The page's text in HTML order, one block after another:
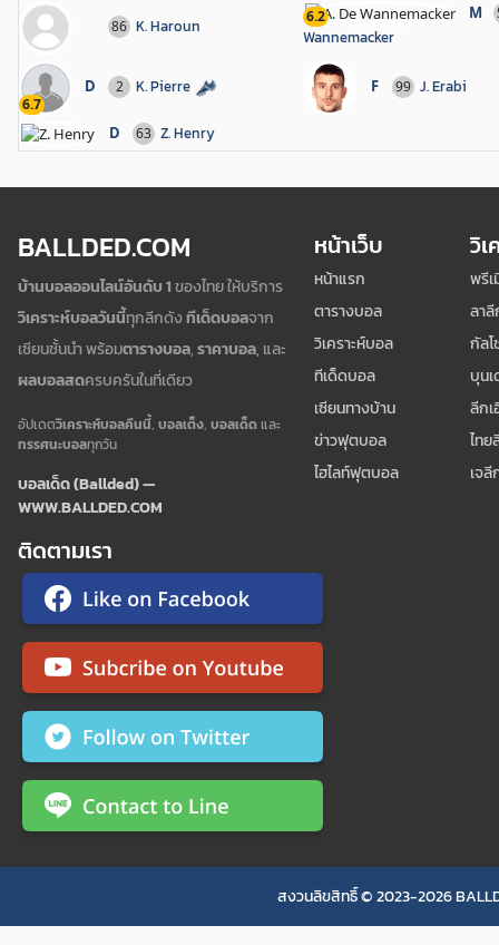
86 K. Haroun 6.2 M
Wannemacker
6.7
D 2 K. Pierre F 99 J. Erabi
D 63 Z. Henry
BALLDED.COM
บ้านบอลออนไลน์อันดับ 1ของไทย ให้บริการ
วิเคราะห์บอลวันนี้ทุกลีกดังทีเด็ดบอลจาก
เซียนชั้นนำ พร้อมตารางบอล,ราคาบอล, และ
ผลบอลสดครบครันในที่เดียว
อัปเดตวิเคราะห์บอลคืนนี้, บอลเต็ง, บอลเด็ดและ
ทรรศนะบอลทุกวัน
บอลเด็ด (Ballded) —
WWW.BALLDED.COM
หน้าเว็บ
หน้าแรก
ตารางบอล
วิเคราะห์บอล
ทีเด็ดบอล
เซียนทางบ้าน
ข่าวฟุตบอล
ไฮไลท์ฟุตบอล
วิเ
พรี
ลาลี
กัลโ
บุน
ลีก
ไทย
เจลี
ติดตามเรา
สงวนลิขสิทธิ์ © 2023-2026